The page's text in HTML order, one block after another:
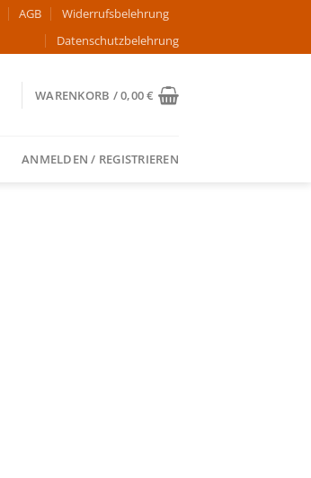
AGB
Widerrufsbelehrung
Datenschutzbelehrung
WARENKORB /0,00€
ANMELDEN / REGISTRIEREN